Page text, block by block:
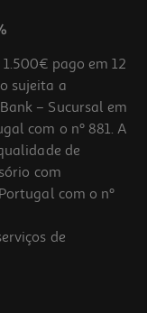
pago em 12
sujeita a
– Sucursal em
com o nº 881. A
de
com
com o nº
de